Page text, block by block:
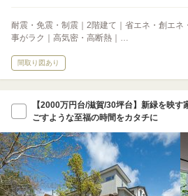
耐震・免震・制震｜2階建て｜省エネ・創エネ
事がラク｜高気密・高断熱｜…
間取り図あり
【2000万円台/滋賀/30坪台】新緑を映
ごすような至福の時間をカタチに